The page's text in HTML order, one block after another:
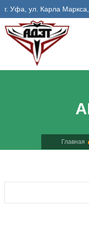
г. Уфа, ул. Карла
06-35, эл. почта:
Главная